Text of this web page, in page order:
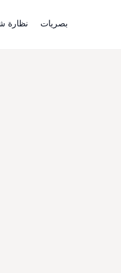
بصريات نظارة